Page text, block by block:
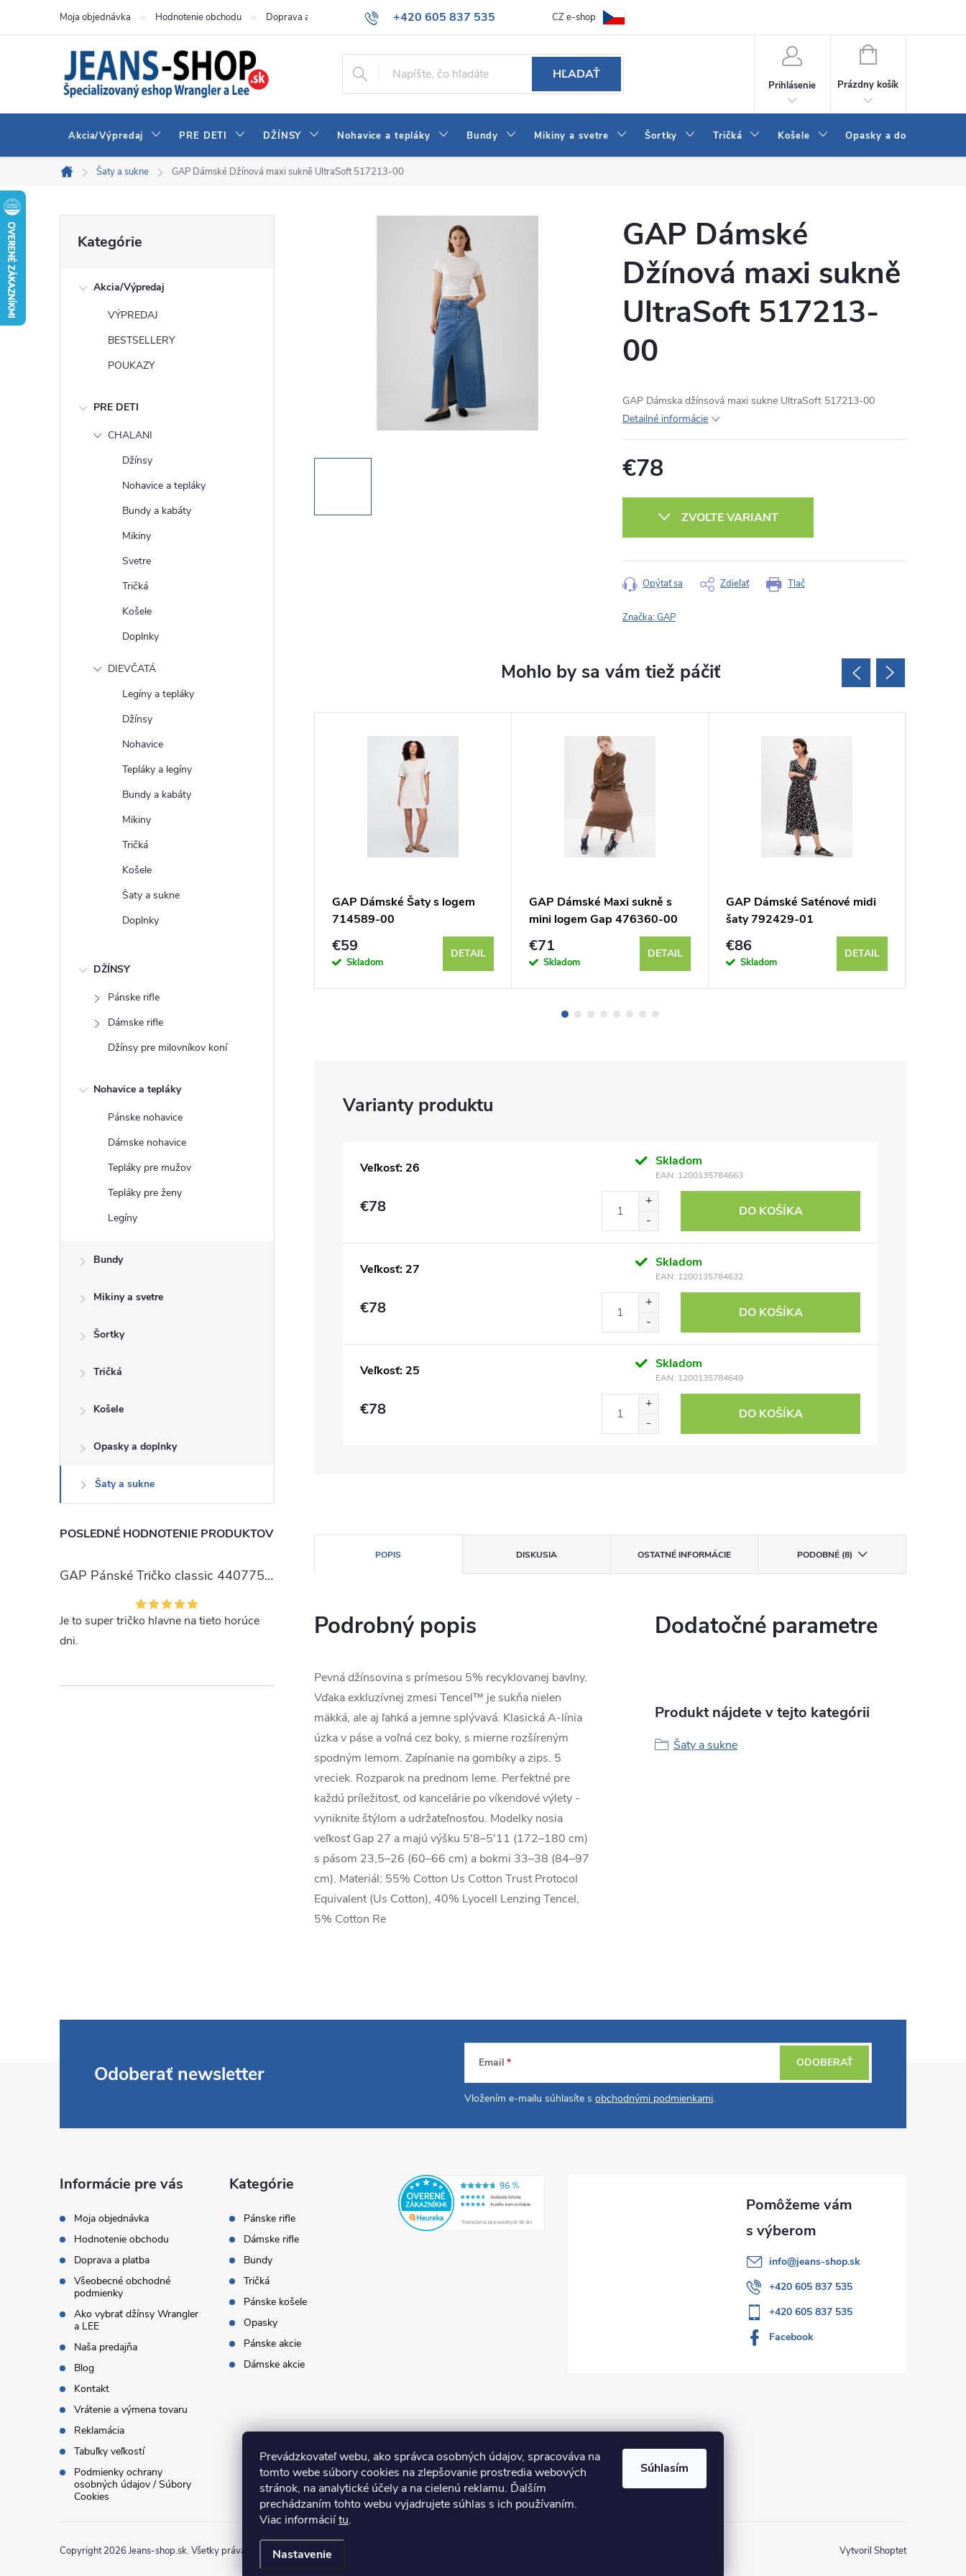
Prevádzkovateľ webu, ako správca osobných údajov, spracováva na
tomto webe súbory cookies na zlepšovanie prostredia webových
stránok, na analytické účely a na cielenú reklamu. Ďalším
prechádzaním tohto webu vyjadrujete súhlas s ich používaním.
Viac informáciítu.
Nastavenie
Súhlasím
+420 605 837 535
info@jeans-shop.sk
Moja objednávka Hodnotenie obchodu Doprava a platba Všeobecné obchodné podmienky Ako vybrať džínsy Wrangler a LEE
CZ e-shop
HĽADAŤ
Prihlásenie
NÁKUPNÝ
Prázdny košík
Akcia/Výpredaj PRE DETI DŽÍNSY Nohavice a tepláky Bundy Mikiny a svetre Šortky Tričká Košele Opasky a doplnky
Domov
Šaty a sukne GAP Dámské Džínová maxi sukně UltraSoft 517213-00
kategórie
Kategórie
Akcia/Výpredaj
VÝPREDAJ
BESTSELLERY
POUKAZY
PRE DETI
CHALANI
Džínsy
Nohavice a tepláky
Bundy a kabáty
Mikiny
Svetre
Tričká
Košele
Doplnky
DIEVČATÁ
Legíny a tepláky
Džínsy
Nohavice
Tepláky a legíny
Bundy a kabáty
Mikiny
Tričká
Košele
Šaty a sukne
Doplnky
DŽÍNSY
Pánske rifle
Dámske rifle
Džínsy pre milovníkov koní
Nohavice a tepláky
Pánske nohavice
Dámske nohavice
Tepláky pre mužov
Tepláky pre ženy
Legíny
Bundy
Mikiny a svetre
Šortky
Tričká
Košele
Opasky a doplnky
Šaty a sukne
POSLEDNÉ HODNOTENIE PRODUKTOV
GAP Pánské Tričko classic 440775-00
Je to super tričko hlavne na tieto horúce
dni.
GAP Dámské
Džínová maxi sukně
UltraSoft 517213-
00
GAP Dámska džínsová maxi sukne UltraSoft 517213-00
Detailné informácie
€78
ZVOĽTE VARIANT
Tlač
Opýtať sa Zdieľať
Značka:GAP
Veľkosť: 26 Skladom
EAN: 1200135784663
€78 DO KOŠÍKA
Veľkosť: 27 Skladom
EAN: 1200135784632
€78 DO KOŠÍKA
Veľkosť: 25 Skladom
EAN: 1200135784649
€78 DO KOŠÍKA
POPIS DISKUSIA OSTATNÉ INFORMÁCIE PODOBNÉ (8)
Podrobný popis
Pevná džínsovina s prímesou 5% recyklovanej bavlny.
Vďaka exkluzívnej zmesi Tencel™ je sukňa nielen
mäkká, ale aj ľahká a jemne splývavá. Klasická A-línia
úzka v páse a voľná cez boky, s mierne rozšíreným
spodným lemom. Zapínanie na gombíky a zips. 5
vreciek. Rozparok na prednom leme. Perfektné pre
každú príležitosť, od kancelárie po víkendové výlety -
vyniknite štýlom a udržateľnosťou. Modelky nosia
veľkosť Gap 27 a majú výšku 5'8–5'11 (172–180 cm)
s pásom 23,5–26 (60–66 cm) a bokmi 33–38 (84–97
cm). Materiál: 55% Cotton Us Cotton Trust Protocol
Equivalent (Us Cotton), 40% Lyocell Lenzing Tencel,
5% Cotton Re
Dodatočné parametre
Produkt nájdete v tejto kategórii
Šaty a sukne
GAP Dámské Lněné košilové
maxi šaty 717632-02
GAP Dámské Šaty s logem
714589-00
€59
Skladom
DETAIL
GAP Dámské Maxi sukně s
mini logem Gap 476360-00
€71
Skladom
DETAIL
GAP Dámské Saténové midi
šaty 792429-01
€86
Skladom
DETAIL
Odoberať newsletter Email
Vložením e-mailu súhlasíte s obchodnými podmienkami.
ODOBERAŤ
Informácie pre vás
Moja objednávka
Hodnotenie obchodu
Doprava a platba
Všeobecné obchodné
podmienky
Ako vybrať džínsy Wrangler
a LEE
Naša predajňa
Blog
Kontakt
Vrátenie a výmena tovaru
Reklamácia
Tabuľky veľkostí
Podmienky ochrany
osobných údajov / Súbory
Cookies
Kategórie
Pánske rifle
Dámske rifle
Bundy
Tričká
Pánske košele
Opasky
Pánske akcie
Dámske akcie
info@jeans-shop.sk
+420 605 837 535
+420 605 837 535
Facebook
Vytvoril Shoptet
Copyright 2026 Jeans-shop.sk. Všetky práva vyhradené.Upraviť nastavenie cookies